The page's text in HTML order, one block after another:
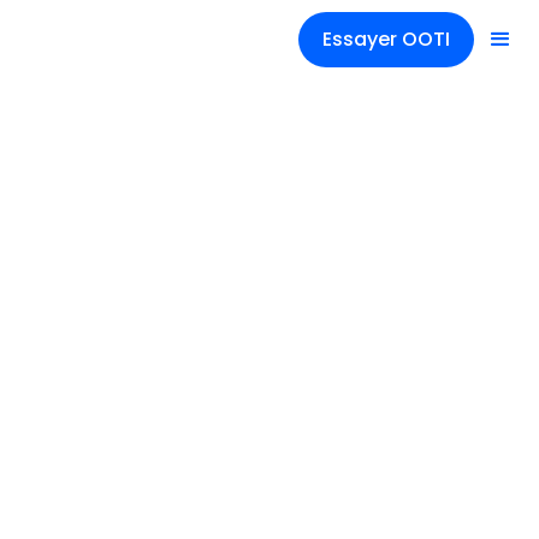
Essayer OOTI